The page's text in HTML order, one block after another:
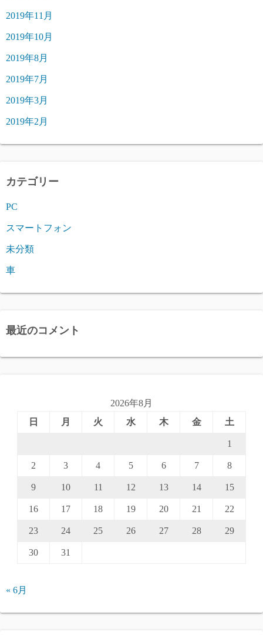
2019年11月
2019年10月
2019年8月
2019年7月
2019年3月
2019年2月
カテゴリー
PC
スマートフォン
未分類
車
最近のコメント
2026年8月
日
月 火 水 木 金 土
1
2 3 4 5 6 7 8
9 10 11 12 13 14 15
16 17 18 19 20 21 22
23 24 25 26 27 28 29
30 31
« 6月